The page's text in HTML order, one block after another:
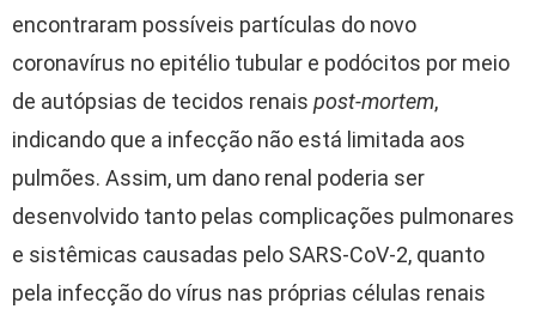
encontraram possíveis partículas do novo
coronavírus no epitélio tubular e podócitos por meio
de autópsias de tecidos renais post-mortem,
indicando que a infecção não está limitada aos
pulmões. Assim, um dano renal poderia ser
desenvolvido tanto pelas complicações pulmonares
e sistêmicas causadas pelo SARS-CoV-2, quanto
pela infecção do vírus nas próprias células renais